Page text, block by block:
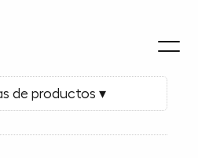
de productos ▾